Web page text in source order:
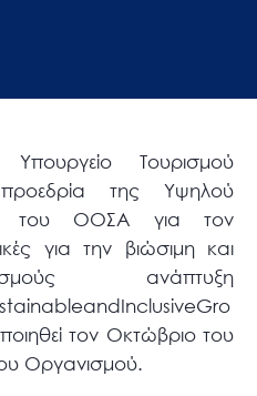
Τουρισμού
της Υψηλού
του ΟΟΣΑ για τον
για την βιώσιμη και
ανάπτυξη
τον Οκτώβριο του
Οργανισμού.